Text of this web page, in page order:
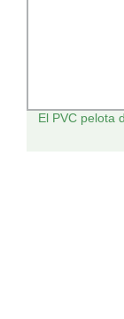
El PVC pelota